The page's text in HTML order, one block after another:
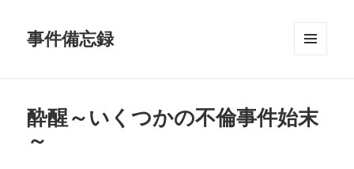
事件備忘録
ット
酔醒～いくつかの不倫事件始末
～